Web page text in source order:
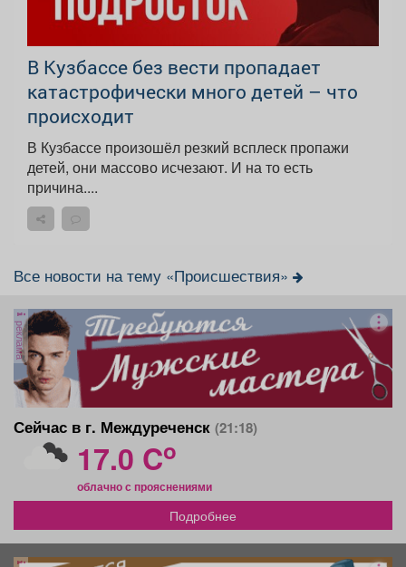
В Кузбассе без вести пропадает
катастрофически много детей – что
происходит
В Кузбассе произошёл резкий всплеск пропажи
детей, они массово исчезают. И на то есть
причина....
Все новости на тему «Происшествия»
реклама
Сейчас в г. Междуреченск (21:18)
17.0 Co
облачно с прояснениями
Подробнее